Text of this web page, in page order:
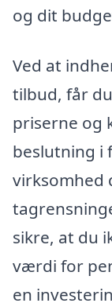
og dit
Ved at
tilbud, får
priserne og
beslutning i
virksomhed
sikre, at du
værdi for
en